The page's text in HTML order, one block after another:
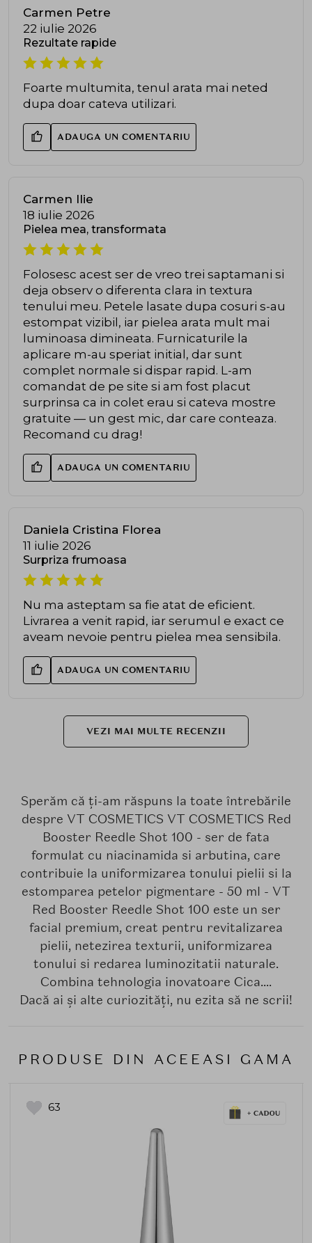
Carmen Petre
22 iulie 2026
Rezultate rapide
Foarte multumita, tenul arata mai neted
dupa doar cateva utilizari.
ADAUGA UN COMENTARIU
Carmen Ilie
18 iulie 2026
Pielea mea, transformata
Folosesc acest ser de vreo trei saptamani si
deja observ o diferenta clara in textura
tenului meu. Petele lasate dupa cosuri s-au
estompat vizibil, iar pielea arata mult mai
luminoasa dimineata. Furnicaturile la
aplicare m-au speriat initial, dar sunt
complet normale si dispar rapid. L-am
comandat de pe site si am fost placut
surprinsa ca in colet erau si cateva mostre
gratuite — un gest mic, dar care conteaza.
Recomand cu drag!
ADAUGA UN COMENTARIU
Daniela Cristina Florea
11 iulie 2026
Surpriza frumoasa
Nu ma asteptam sa fie atat de eficient.
Livrarea a venit rapid, iar serumul e exact ce
aveam nevoie pentru pielea mea sensibila.
ADAUGA UN COMENTARIU
VEZI MAI MULTE RECENZII
Sperăm că ți-am răspuns la toate întrebările
despre VT COSMETICS VT COSMETICS Red
Booster Reedle Shot 100 - ser de fata
formulat cu niacinamida si arbutina, care
contribuie la uniformizarea tonului pielii si la
estomparea petelor pigmentare - 50 ml - VT
Red Booster Reedle Shot 100 este un ser
facial premium, creat pentru revitalizarea
pielii, netezirea texturii, uniformizarea
tonului si redarea luminozitatii naturale.
Combina tehnologia inovatoare Cica....
Dacă ai și alte curiozități, nu ezita să ne scrii!
PRODUSE DIN ACEEASI GAMA
63